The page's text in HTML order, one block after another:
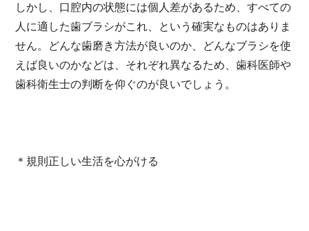
しかし、口腔内の状態には個人差があるため、すべての
人に適した歯ブラシがこれ、という確実なものはありま
せん。どんな歯磨き方法が良いのか、どんなブラシを使
えば良いのかなどは、それぞれ異なるため、歯科医師や
歯科衛生士の判断を仰ぐのが良いでしょう。
＊規則正しい生活を心がける